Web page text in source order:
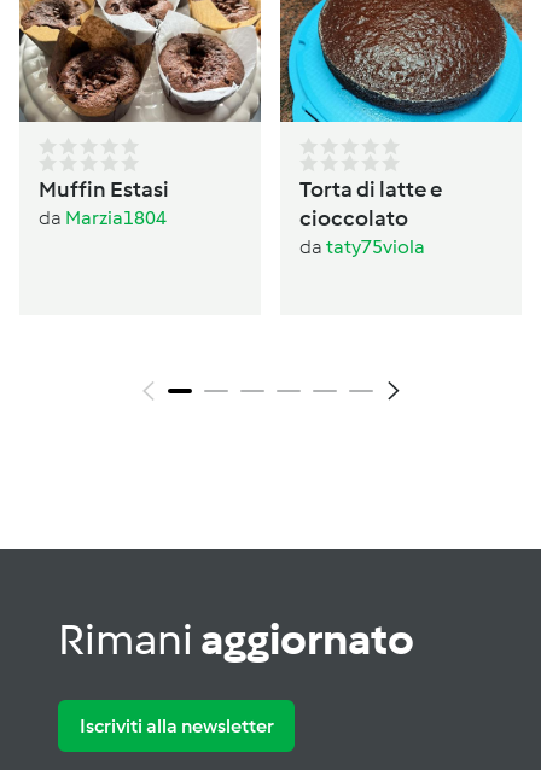
Muffin Estasi
da Marzia1804
Torta di latte e
cioccolato
da taty75viola
Rimani aggiornato
Iscriviti alla newsletter